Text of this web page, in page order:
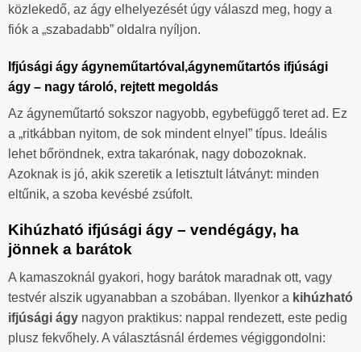
közlekedő, az ágy elhelyezését úgy válaszd meg, hogy a
fiók a „szabadabb” oldalra nyíljon.
Ifjúsági ágy ágyneműtartóval,ágyneműtartós ifjúsági
ágy – nagy tároló, rejtett megoldás
Az ágyneműtartó sokszor nagyobb, egybefüggő teret ad. Ez
a „ritkábban nyitom, de sok mindent elnyel” típus. Ideális
lehet bőröndnek, extra takarónak, nagy dobozoknak.
Azoknak is jó, akik szeretik a letisztult látványt: minden
eltűnik, a szoba kevésbé zsúfolt.
Kihúzható ifjúsági ágy – vendégágy, ha
jönnek a barátok
A kamaszoknál gyakori, hogy barátok maradnak ott, vagy
testvér alszik ugyanabban a szobában. Ilyenkor a kihúzható
ifjúsági ágy nagyon praktikus: nappal rendezett, este pedig
plusz fekvőhely. A választásnál érdemes végiggondolni: